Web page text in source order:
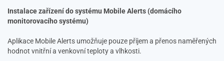
Instalace zařízení do systému Mobile Alerts (domácího
monitorovacího systému)
Aplikace Mobile Alerts umožňuje pouze příjem a přenos naměřených
hodnot vnitřní a venkovní teploty a vlhkosti.